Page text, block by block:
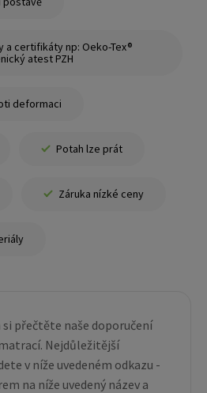
a certifikáty np: Oeko-Tex®
atest PZH
deformaci
Potah lze prát
Záruka nízké ceny
si přečtěte naše doporučení
Nejdůležitější
v níže uvedeném odkazu -
na níže uvedený název a